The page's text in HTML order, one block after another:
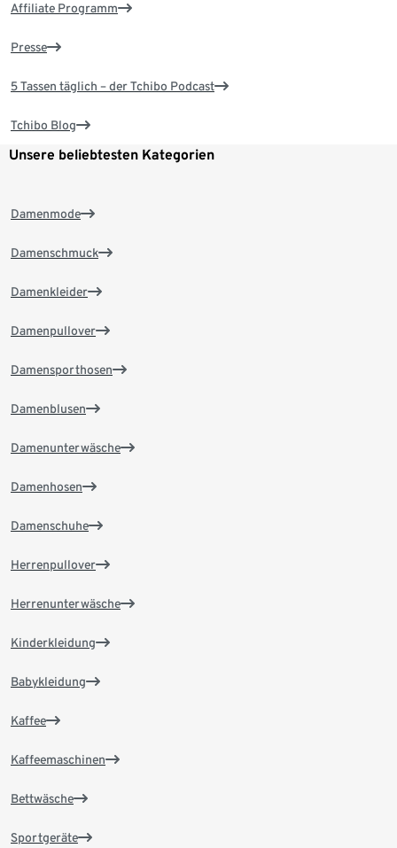
Affiliate Programm
Presse
5 Tassen täglich – der Tchibo Podcast
Tchibo Blog
Unsere beliebtesten Kategorien
Damenmode
Damenschmuck
Damenkleider
Damenpullover
Damensporthosen
Damenblusen
Damenunterwäsche
Damenhosen
Damenschuhe
Herrenpullover
Herrenunterwäsche
Kinderkleidung
Babykleidung
Kaffee
Kaffeemaschinen
Bettwäsche
Sportgeräte